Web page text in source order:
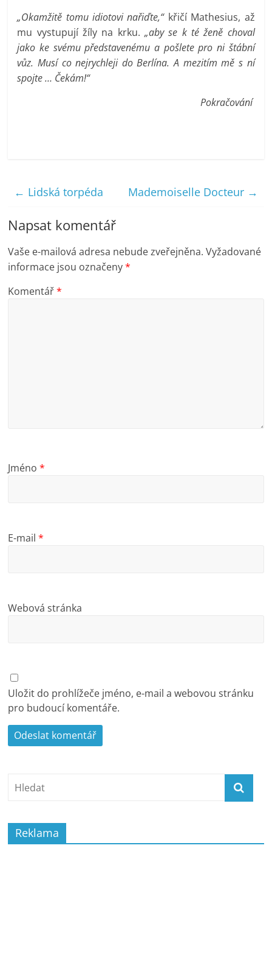
„Okamžitě tomu idiotovi nařiďte,“ křičí Mathesius, až
mu vystupují žíly na krku. „aby se k té ženě choval
jako ke svému představenému a pošlete pro ni štábní
vůz. Musí co nejrychleji do Berlína. A mezitím mě s ní
spojte … Čekám!“
Pokračování
← Lidská torpéda Mademoiselle Docteur →
Napsat komentář
Vaše e-mailová adresa nebude zveřejněna. Vyžadované
informace jsou označeny*
Komentář*
Jméno*
E-mail*
Webová stránka
Uložit do prohlížeče jméno, e-mail a webovou stránku
pro budoucí komentáře.
Reklama